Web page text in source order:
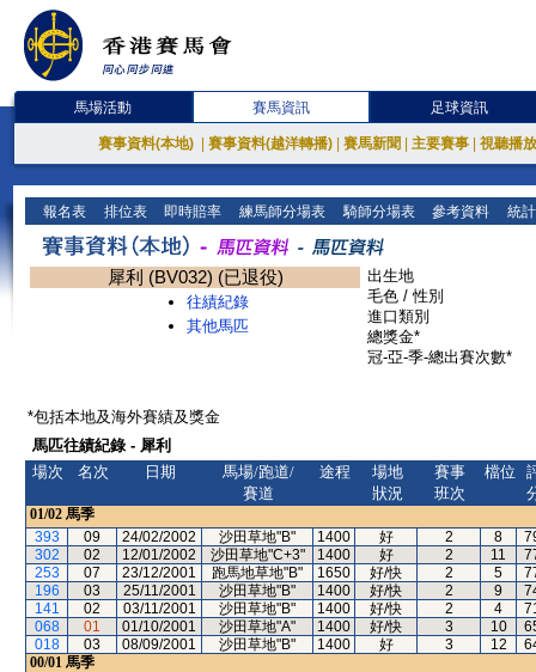
馬場活動 賽馬資訊 足球資訊
賽事資料(本地) 賽事資料(越洋轉播) 賽馬新聞 主要賽事 視聽播
報名表 排位表 即時賠率 練馬師分場表 騎師分場表 參考資料 統
犀利 (BV032) (已退役)
往績紀錄
其他馬匹
出生地
毛色 / 性別
進口類別
總獎金*
冠-亞-季-總出賽次數*
*包括本地及海外賽績及獎金
馬匹往績紀錄 - 犀利
場次
名次 日期
馬場/跑道/
賽道
途程
場地
狀況
賽事
班次
檔位
01/02 馬季
393
09 24/02/2002 沙田草地"B" 1400 好 2 8
302
02 12/01/2002 沙田草地"C+3" 1400 好 2 11
253
07 23/12/2001 跑馬地草地"B" 1650 好/快 2 5
196
03 25/11/2001 沙田草地"B" 1400 好/快 2 9
141
02 03/11/2001 沙田草地"B" 1400 好/快 2 4
068
01 01/10/2001 沙田草地"A" 1400 好/快 3 10
018
03 08/09/2001 沙田草地"B" 1400 好 3 12
00/01 馬季